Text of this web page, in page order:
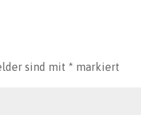
sind mit * markiert